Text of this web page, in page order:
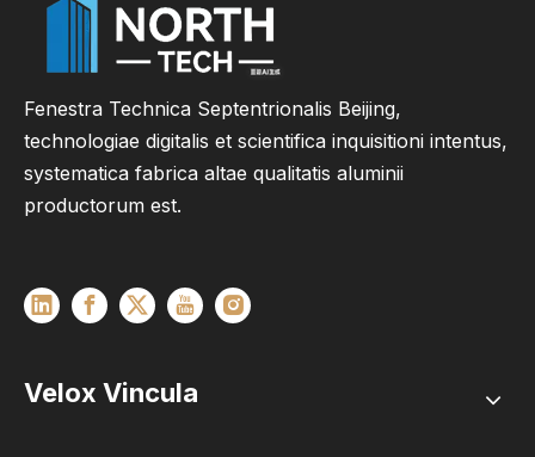
Fenestra Technica Septentrionalis Beijing,
technologiae digitalis et scientifica inquisitioni intentus,
systematica fabrica altae qualitatis aluminii
productorum est.
Velox Vincula